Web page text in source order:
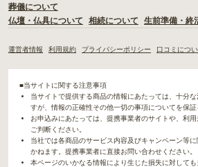
ため、刈込が大変です。ゴミ出しは霊園
め困る事はない。
管理状況 5.0
のごみなどもきれいに片づけられている
周辺施設
5.0
墓地入口に花屋さんもあるが、墓参りに
花を買い持っていくことが多い。お線香
て行っている。
葬儀について
仏壇・仏具について
相続について 生前準備・終
運営者情報 利用規約 プライバシーポリシー 口コミにつ
■当サイトに関する注意事項
当サイトで提供する商品の情報にあたっては、十分
すが、情報の正確性その他一切の事項についてを保証
お申込みにあたっては、提携事業者のサイトや、利
ご判断ください。
当社では各商品のサービス内容及びキャンペーン等
かねます。提携事業者に直接お問い合わせください。
本ページのいかなる情報により生じた損失に対しても